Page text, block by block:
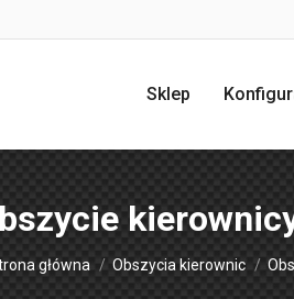
Sklep
tutaj:
główna Obszycia kierownic